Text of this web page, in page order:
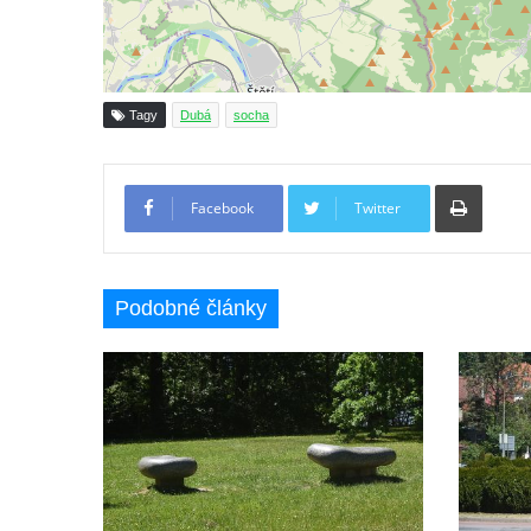
Socha svatého Jana Nepomuckého u
kostela svaté Rodiny v Českých
Budějovicích
Socha S tebou v parku na Senovážném
náměstí v Českých Budějovicích
Pomník Vojtěcha Adalberta Lanny v parku
Pomník Přemysla Otakara II. v parku Na
Sadech v Českých Budějovicích
Socha Mateřství v parku Na Sadech v
Českých Budějovicích
Památník Otokara Mokrého v parku Na
Tagy Dubá socha
Facebook Twitter
Podobné články